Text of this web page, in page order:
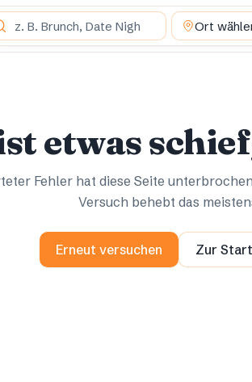
suchst du? Ort
etwas
Fehler hat diese Seite
Versuch behebt das
Erneut versuchen Zur